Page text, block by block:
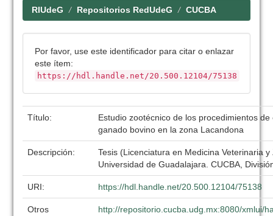
RIUdeG Repositorios RedUdeG CUCBA
Por favor, use este identificador para citar o enlazar
este ítem:
https://hdl.handle.net/20.500.12104/75138
Título:
Estudio zootécnico de los procedimientos
ganado bovino en la zona Lacandona
Descripción:
Tesis (Licenciatura en Medicina Veterinaria
Universidad de Guadalajara. CUCBA,
URI: https://hdl.handle.net/20.500.12104/75138
Otros
http://repositorio.cucba.udg.mx:8080/xmlui/